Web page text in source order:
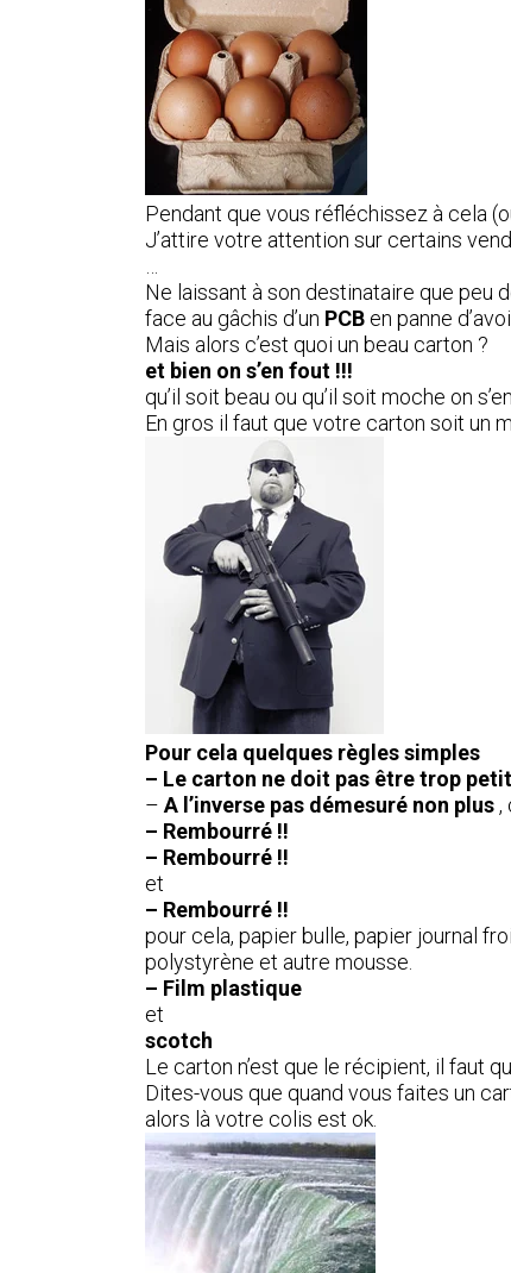
Pendant que vous réfléchissez à cela
J’attire votre attention sur certains
Ne laissant à son destinataire que peu
face au gâchis d’un PCB en panne
Mais alors c’est quoi un beau carton ?
et bien on s’en fout !!!
qu’il soit beau ou qu’il soit moche on
En gros il faut que votre carton soit un
Pour cela quelques règles simples
– Le carton ne doit pas être trop
– A l’inverse pas démesuré non plus,
– Rembourré !!
– Rembourré !!
et
– Rembourré !!
pour cela, papier bulle, papier journal
polystyrène et autre mousse.
– Film plastique
et
scotch
Le carton n’est que le récipient, il faut
Dites-vous que quand vous faites un
alors là votre colis est ok.